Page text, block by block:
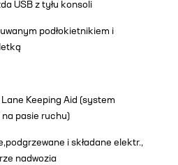
USB z tyłu konsoli
podłokietnikiem i
Keeping Aid (system
pasie ruchu)
i składane elektr.,
nadwozia